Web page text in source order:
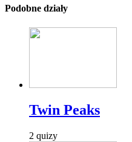
Podobne działy
Twin Peaks
2 quizy